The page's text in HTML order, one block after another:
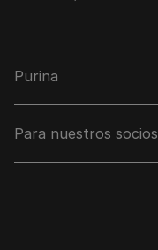
Purina
Para nuestros socios